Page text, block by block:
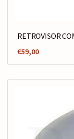
RETROVISOR
€59,00